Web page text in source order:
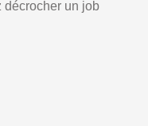
décrocher un job